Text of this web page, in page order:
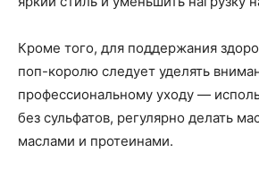
Кроме того, для поддержания
поп-королю следует уделять
профессиональному уходу —
без сульфатов, регулярно делать
маслами и протеинами.